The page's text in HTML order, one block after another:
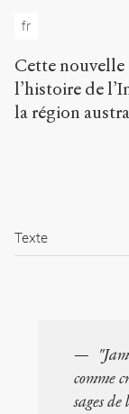
l
c
o
r
c
l
fr
Cette nouvelle
l’histoire de
la région
Texte
comme
sages